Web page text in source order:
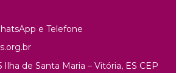
e Telefone
Ilha de Santa Maria – Vitória, ES CEP